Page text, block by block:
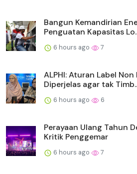
Bangun Kemandirian
Penguatan Kapasitas
6 hours ago 7
ALPHI: Aturan Label Non
Diperjelas agar tak
6 hours ago 6
Perayaan Ulang Tahun
Kritik Penggemar
6 hours ago 7